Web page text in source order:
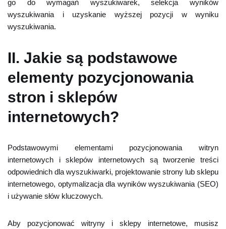
go do wymagań wyszukiwarek, selekcja wyników
wyszukiwania i uzyskanie wyższej pozycji w wyniku
wyszukiwania.
II. Jakie są podstawowe
elementy pozycjonowania
stron i sklepów
internetowych?
Podstawowymi elementami pozycjonowania witryn
internetowych i sklepów internetowych są tworzenie treści
odpowiednich dla wyszukiwarki, projektowanie strony lub sklepu
internetowego, optymalizacja dla wyników wyszukiwania (SEO)
i używanie słów kluczowych.
Aby pozycjonować witryny i sklepy internetowe, musisz